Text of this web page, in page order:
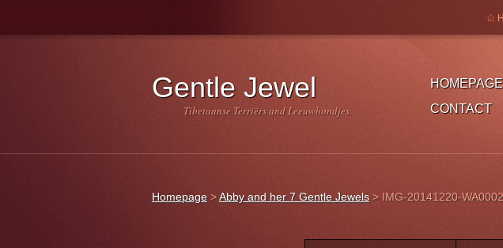
Gentle Jewel
Tibetaanse Terriërs and Leeuwhondjes.
HOMEPAGE
CONTACT
Homepage >Abby and her 7 Gentle Jewels > IMG-20141220-